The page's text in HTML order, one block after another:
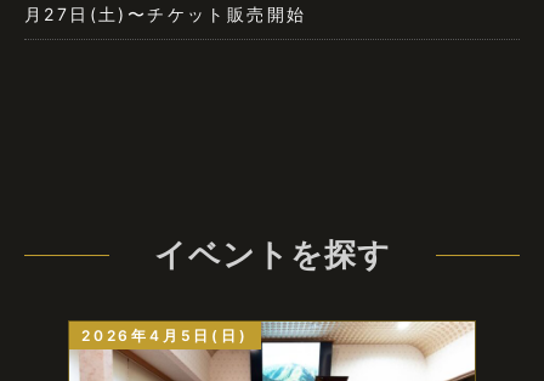
月27日(土)〜チケット販売開始
イベントを探す
2026年4月5日(日)